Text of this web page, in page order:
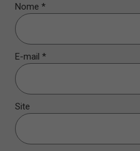
Nome *
E-mail *
Site